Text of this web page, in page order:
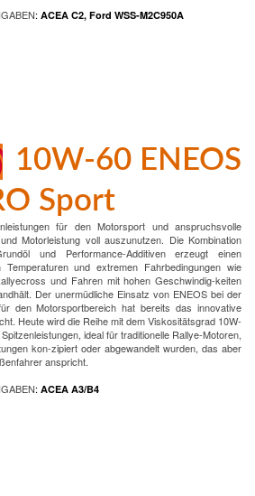
: ACEA C2, Ford WSS-M2C950A
10W-60 ENEOS
Sport
für den Motorsport und anspruchsvolle
Motorleistung voll auszunutzen. Die Kombination
und Performance-Additiven erzeugt einen
und extremen Fahrbedingungen wie
und Fahren mit hohen Geschwindig-keiten
Der unermüdliche Einsatz von ENEOS bei der
den Motorsportbereich hat bereits das innovative
Heute wird die Reihe mit dem Viskositätsgrad 10W-
ideal für traditionelle Rallye-Motoren,
kon-zipiert oder abgewandelt wurden, das aber
anspricht.
: ACEA A3/B4